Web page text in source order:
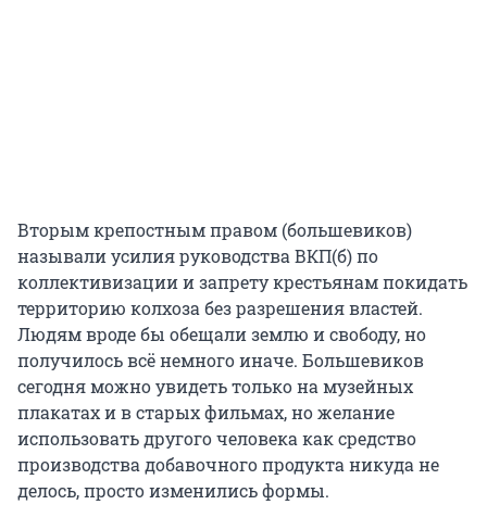
Вторым крепостным правом (большевиков)
называли усилия руководства ВКП(б) по
коллективизации и запрету крестьянам покидать
территорию колхоза без разрешения властей.
Людям вроде бы обещали землю и свободу, но
получилось всё немного иначе. Большевиков
сегодня можно увидеть только на музейных
плакатах и в старых фильмах, но желание
использовать другого человека как средство
производства добавочного продукта никуда не
делось, просто изменились формы.